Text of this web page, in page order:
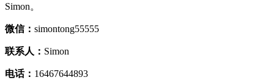
Simon。
微信： simontong55555
联系人： Simon
电话： 16467644893